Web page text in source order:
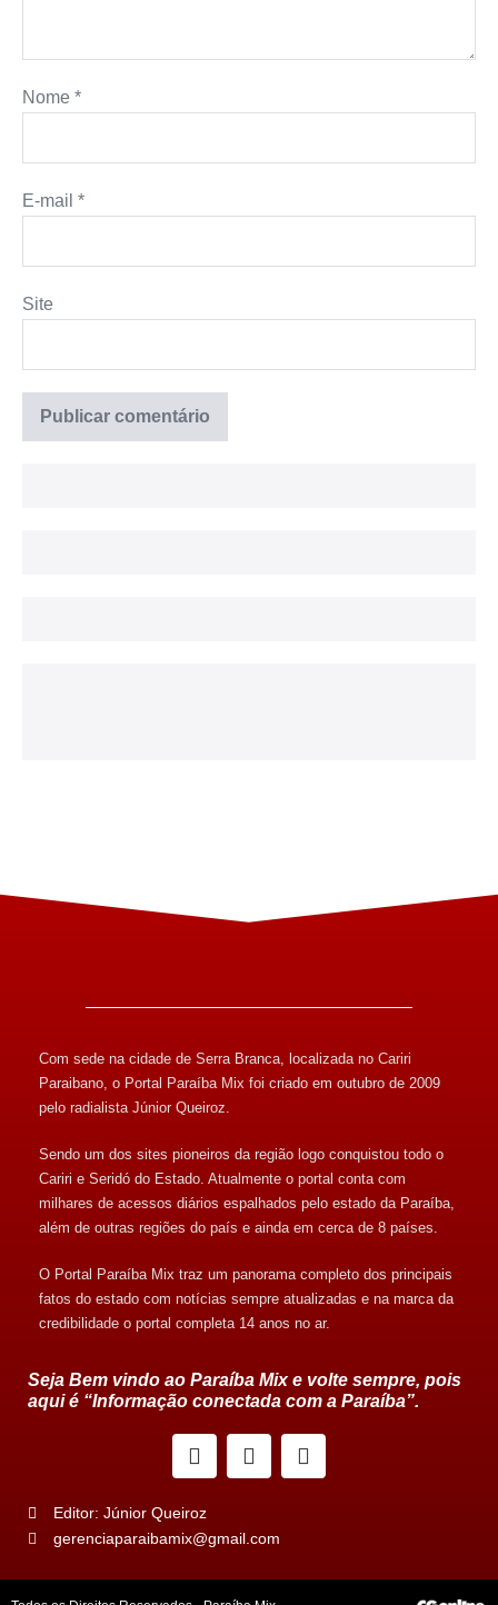
Nome *
E-mail *
Site
Com sede na cidade de Serra Branca, localizada no Cariri
Paraibano, o Portal Paraíba Mix foi criado em outubro de 2009
pelo radialista Júnior Queiroz.
Sendo um dos sites pioneiros da região logo conquistou todo o
Cariri e Seridó do Estado. Atualmente o portal conta com
milhares de acessos diários espalhados pelo estado da Paraíba,
além de outras regiões do país e ainda em cerca de 8 países.
O Portal Paraíba Mix traz um panorama completo dos principais
fatos do estado com notícias sempre atualizadas e na marca da
credibilidade o portal completa 14 anos no ar.
Seja Bem vindo ao Paraíba Mix e volte sempre, pois
aqui é “Informação conectada com a Paraíba”.
Editor: Júnior Queiroz
gerenciaparaibamix@gmail.com